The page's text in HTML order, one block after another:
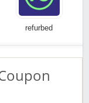
refurbed